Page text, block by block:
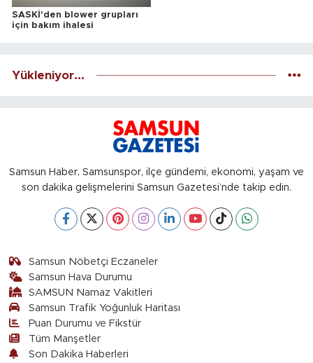
SASKİ'den blower grupları
için bakım ihalesi
Yükleniyor...
Samsun Haber, Samsunspor, ilçe gündemi, ekonomi, yaşam ve
son dakika gelişmelerini Samsun Gazetesi’nde takip edin.
Samsun Nöbetçi Eczaneler
Samsun Hava Durumu
SAMSUN Namaz Vakitleri
Samsun Trafik Yoğunluk Haritası
Puan Durumu ve Fikstür
Tüm Manşetler
Son Dakika Haberleri